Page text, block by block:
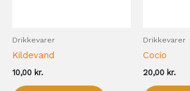
Drikkevarer
Kildevand
10,00 kr.
Drikkevarer
Cocio
20,00 kr.